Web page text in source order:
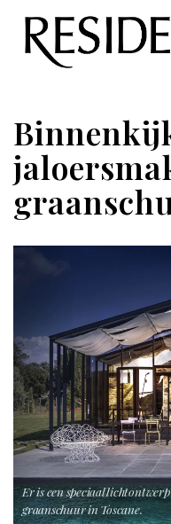
Overslaan
Er is een speciaal
graanschuur in Toscane.